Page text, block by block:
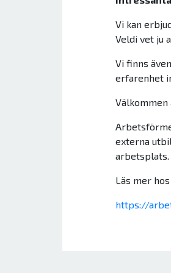
Vi kan
Veldi vet ju
Vi finns
erfarenhet
Välkommen
externa
arbetsplats.
Läs mer
https://